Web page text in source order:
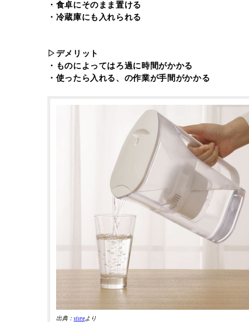
・食卓にそのまま置ける
・冷蔵庫にも入れられる
▷デメリット
・ものによってはろ過に時間がかかる
・使ったら入れる、の作業が手間がかかる
出典： vivreより